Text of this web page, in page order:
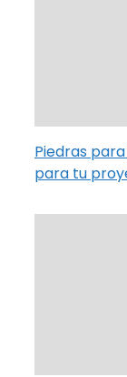
Piedras
para tu